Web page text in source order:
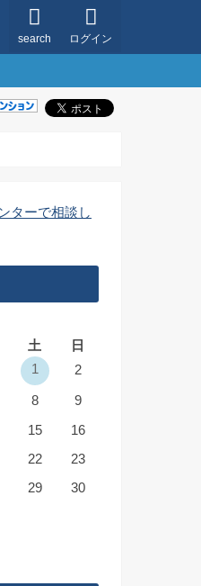
ログイン
search
土
日
1
2
8 9
15
16
22
23
29
30